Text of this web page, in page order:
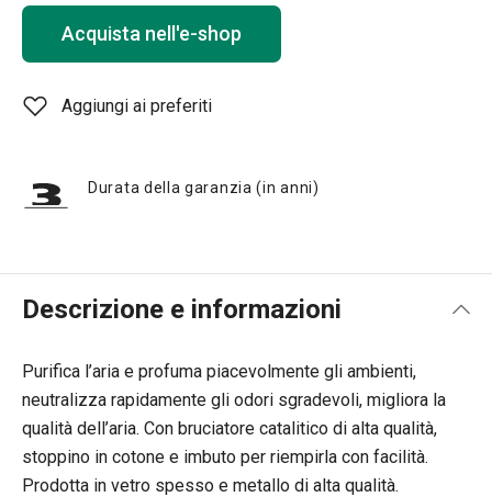
Acquista nell'e-shop
Aggiungi ai preferiti
Durata della garanzia (in anni)
Descrizione e informazioni
Purifica l’aria e profuma piacevolmente gli ambienti,
neutralizza rapidamente gli odori sgradevoli, migliora la
qualità dell’aria. Con bruciatore catalitico di alta qualità,
stoppino in cotone e imbuto per riempirla con facilità.
Prodotta in vetro spesso e metallo di alta qualità.